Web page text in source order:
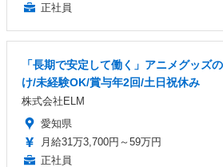
正社員
「長期で安定して働く」アニメグッズ
け/未経験OK/賞与年2回/土日祝休み
株式会社ELM
愛知県
月給31万3,700円～59万円
正社員